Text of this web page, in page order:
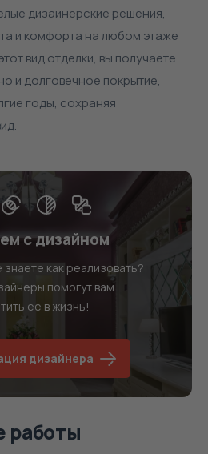
дизайнерские решения,
и комфорта на любом этаже
вид отделки, вы получаете
и долговечное покрытие,
годы, сохраняя
с дизайном
знаете как реализовать?
помогут вам
её в жизнь!
дизайнера
работы